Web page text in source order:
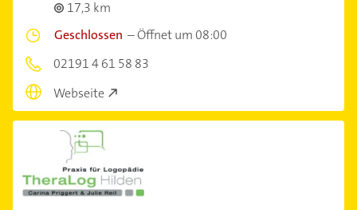
17,3 km
Geschlossen –Öffnet um 08:00
02191 4 61 58 83
Webseite